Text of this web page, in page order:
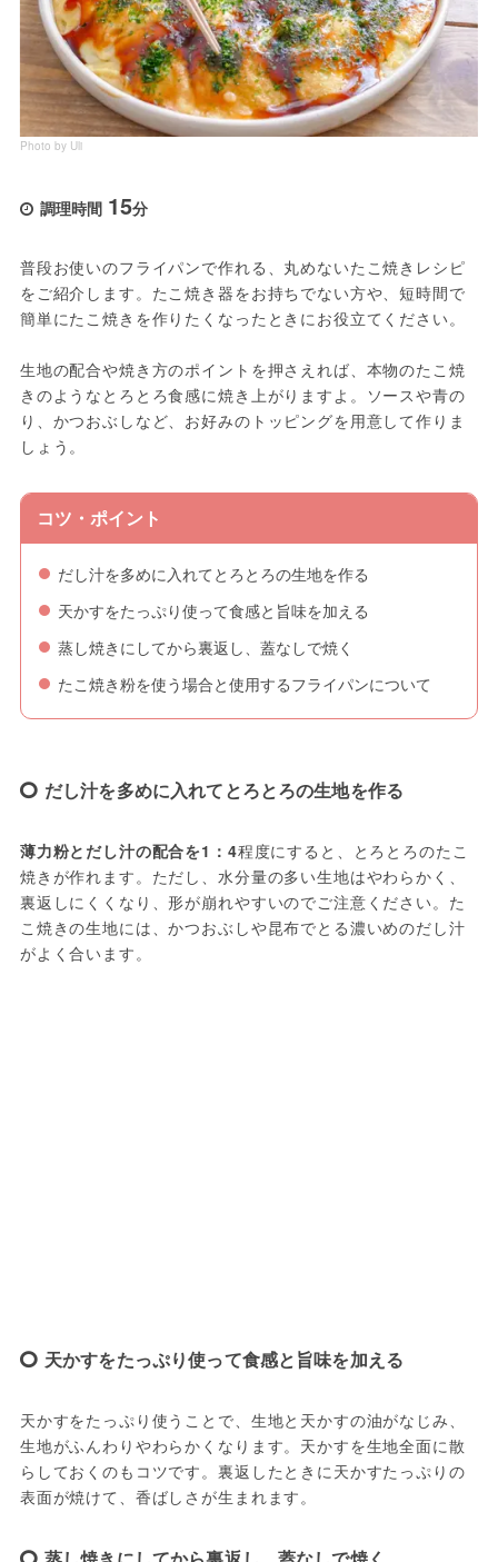
Photo by Uli
調理時間 15分
普段お使いのフライパンで作れる、丸めないたこ焼きレシピ
をご紹介します。たこ焼き器をお持ちでない方や、短時間で
簡単にたこ焼きを作りたくなったときにお役立てください。
生地の配合や焼き方のポイントを押さえれば、本物のたこ焼
きのようなとろとろ食感に焼き上がりますよ。ソースや青の
り、かつおぶしなど、お好みのトッピングを用意して作りま
しょう。
コツ・ポイント
だし汁を多めに入れてとろとろの生地を作る
天かすをたっぷり使って食感と旨味を加える
蒸し焼きにしてから裏返し、蓋なしで焼く
たこ焼き粉を使う場合と使用するフライパンについて
だし汁を多めに入れてとろとろの生地を作る
薄力粉とだし汁の配合を1：4程度にすると、とろとろのたこ
焼きが作れます。ただし、水分量の多い生地はやわらかく、
裏返しにくくなり、形が崩れやすいのでご注意ください。た
こ焼きの生地には、かつおぶしや昆布でとる濃いめのだし汁
がよく合います。
天かすをたっぷり使って食感と旨味を加える
天かすをたっぷり使うことで、生地と天かすの油がなじみ、
生地がふんわりやわらかくなります。天かすを生地全面に散
らしておくのもコツです。裏返したときに天かすたっぷりの
表面が焼けて、香ばしさが生まれます。